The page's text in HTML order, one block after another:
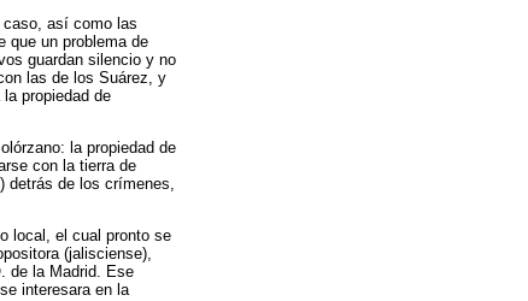
caso, así como las
que un problema de
guardan silencio y no
las de los Suárez, y
propiedad de
la propiedad de
con la tierra de
detrás de los crímenes,
local, el cual pronto se
(jalisciense),
de la Madrid. Ese
interesara en la